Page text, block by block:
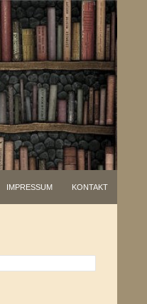
IMPRESSUM KONTAKT